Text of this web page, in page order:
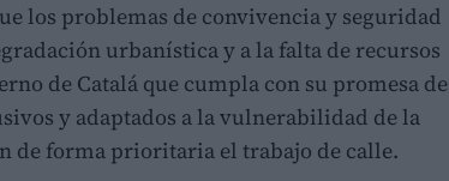
los problemas de convivencia y seguridad
urbanística y a la falta de recursos
de Catalá que cumpla con su promesa de
y adaptados a la vulnerabilidad de la
de forma prioritaria el trabajo de calle.